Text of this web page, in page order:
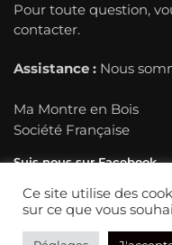
Pour toute question,
contacter.
Assistance : Nous
Ma Montre en Bois
Société Française
Suis nous sur Facebook
Ce site utilise des
sur ce que vous